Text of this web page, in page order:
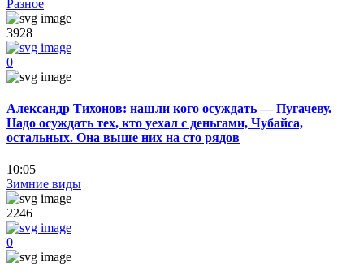
Разное
3928
0
Александр Тихонов: нашли кого осуждать — Пугачеву.
Надо осуждать тех, кто уехал с деньгами, Чубайса,
остальных. Она выше них на сто рядов
10:05
Зимние виды
2246
0